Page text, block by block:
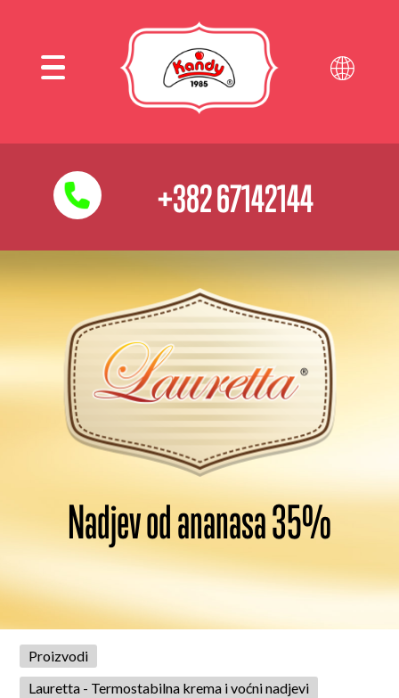
+382 67142144‬
Nadjev od ananasa 35%
Proizvodi
Lauretta - Termostabilna krema i voćni nadjevi